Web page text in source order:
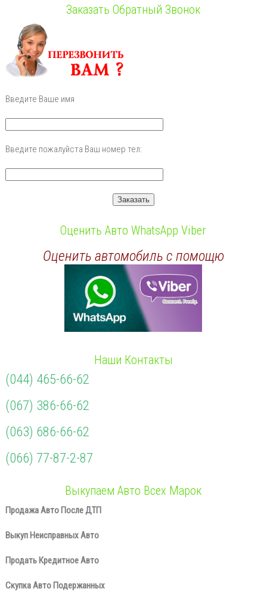
Заказать Обратный Звонок
Введите Ваше имя
Введите пожалуйста Ваш номер тел:
Оценить Авто WhatsApp Viber
Оценить автомобиль с помощю
Наши Контакты
(044) 465-66-62
(067) 386-66-62
(063) 686-66-62
(066) 77-87-2-87
Выкупаем Авто Всех Марок
Продажа Авто После ДТП
Выкуп Неисправных Авто
Продать Кредитное Авто
Скупка Авто Подержанных